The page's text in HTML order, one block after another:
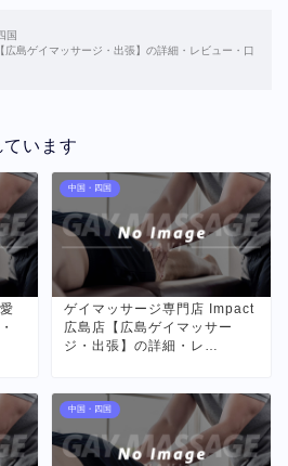
国
広島ゲイマッサージ・出張】の詳細・レビュー・口
います
中国・四国
ゲイマッサージ専門店 Impact
広島店【広島ゲイマッサー
ジ・出張】の詳細・レ…
中国・四国